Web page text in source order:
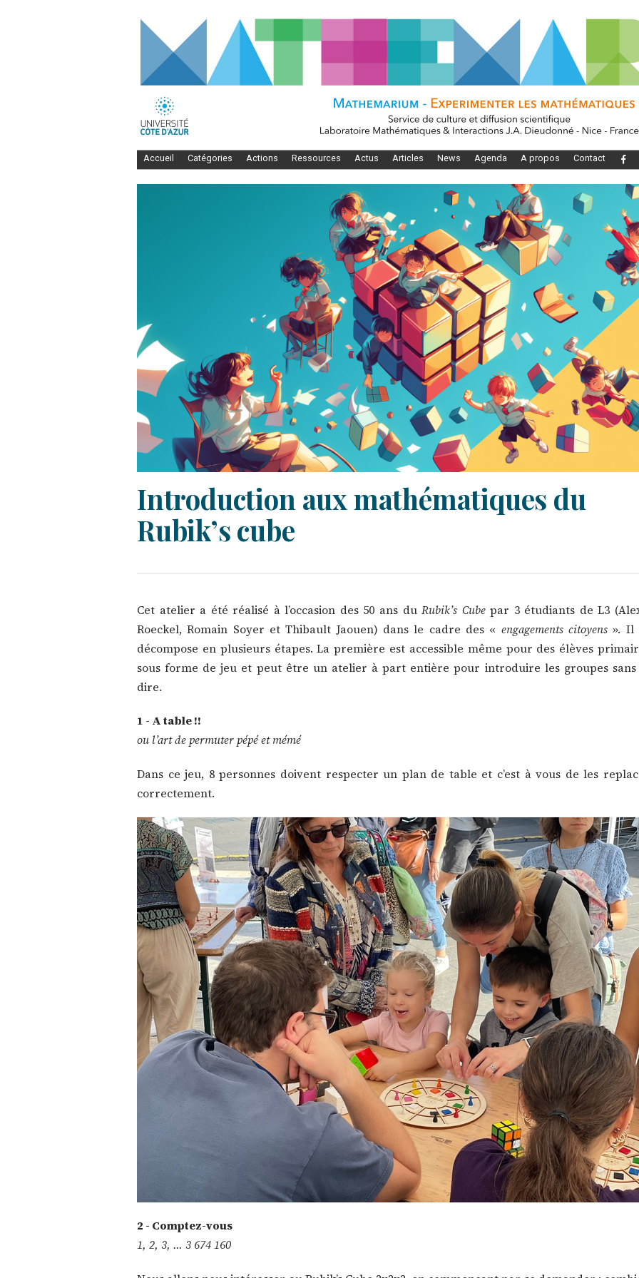
Accueil Catégories Actions Ressources Actus Articles News Agenda A propos Contact
Introduction aux mathématiques du
Rubik’s cube
Cet atelier a été réalisé à l’occasion des 50 ans duRubik’s Cubepar 3 étudiants de L3
Roeckel, Romain Soyer et Thibault Jaouen) dans le cadre des « engagements citoyens ». Il
décompose en plusieurs étapes. La première est accessible même pour des élèves
sous forme de jeu et peut être un atelier à part entière pour introduire les groupes
dire.
1 - A table !!
ou l’art de permuter pépé et mémé
Dans ce jeu, 8 personnes doivent respecter un plan de table et c’est à vous de les
correctement.
2 - Comptez-vous
1, 2, 3, … 3 674 160